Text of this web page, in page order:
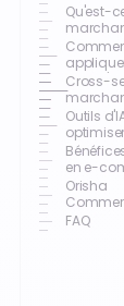
Qu'est-
e-
quelle
ventes ?
dans l'e-
Cross-
: les clés
panier
Outils
e-
en e-
:Orisha
boostez
FAQ